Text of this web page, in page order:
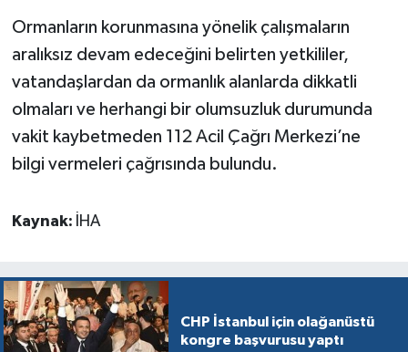
Ormanların korunmasına yönelik çalışmaların
aralıksız devam edeceğini belirten yetkililer,
vatandaşlardan da ormanlık alanlarda dikkatli
olmaları ve herhangi bir olumsuzluk durumunda
vakit kaybetmeden 112 Acil Çağrı Merkezi’ne
bilgi vermeleri çağrısında bulundu.
Kaynak: İHA
CHP İstanbul için olağanüstü
kongre başvurusu yaptı